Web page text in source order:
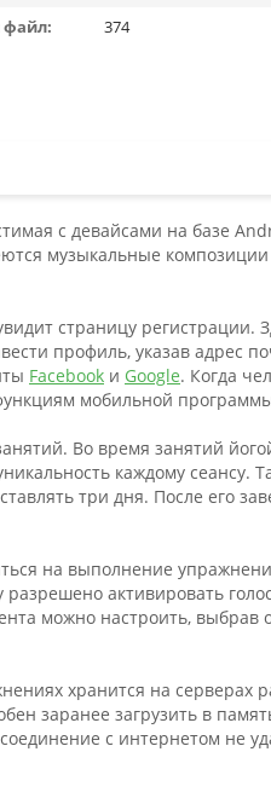
файл:
374
с девайсами на базе
музыкальные
страницу регистрации.
профиль, указав адрес
Facebook и Google. Когда
мобильной
Во время занятий
каждому сеансу.
три дня. После его
на выполнение
активировать
можно настроить, выбрав
хранится на серверах
заранее загрузить в
с интернетом не